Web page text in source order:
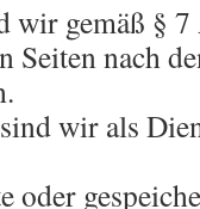
wir gemäß §
Seiten nach
wir als
oder